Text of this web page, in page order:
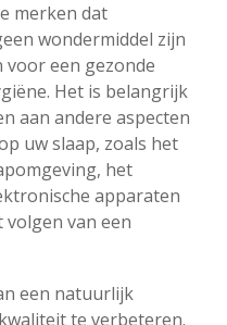
merken dat
wondermiddel zijn
een gezonde
Het is belangrijk
aan andere aspecten
uw slaap, zoals het
het
apparaten
van een
een natuurlijk
te verbeteren.